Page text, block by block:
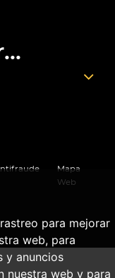
para mejorar
web, para
y anuncios
nuestra web y para
Mapa
Web